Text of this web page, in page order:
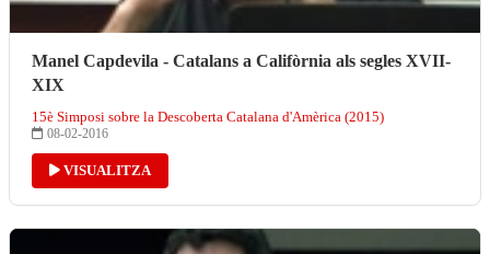
Manel Capdevila - Catalans a Califòrnia als segles XVII-
XIX
15è Simposi sobre la Descoberta Catalana d'Amèrica (2015)
08-02-2016
VISUALITZA